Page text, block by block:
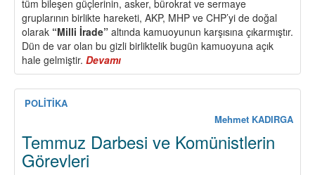
tüm bileşen güçlerinin, asker, bürokrat ve sermaye
gruplarının birlikte hareketi, AKP, MHP ve CHP’yi de doğal
olarak “Milli İrade” altında kamuoyunun karşısına çıkarmıştır.
Dün de var olan bu gizli birliktelik bugün kamuoyuna açık
hale gelmiştir. Devamı
Oligarşik
Dikta
Güçlendirelim
POLİTİKA
Mehmet KADIRGA
Temmuz Darbesi ve Komünistlerin
Görevleri